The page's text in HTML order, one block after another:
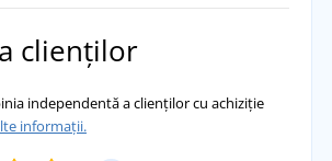
clienților
independentă a clienților cu achiziție
informații.